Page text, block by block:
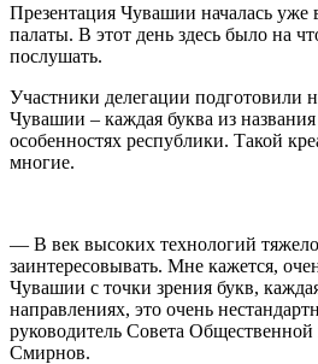
Презентация Чувашии началась
палаты. В этот день здесь было на
послушать.
Участники делегации подготовили
Чувашии – каждая буква из названия
особенностях республики. Такой
многие.
— В век высоких технологий
заинтересовывать. Мне кажется,
Чувашии с точки зрения букв,
направлениях, это очень
руководитель Совета
Смирнов.